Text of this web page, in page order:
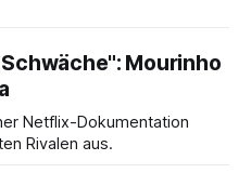
Mourinho
Netflix-Dokumentation
Rivalen aus.